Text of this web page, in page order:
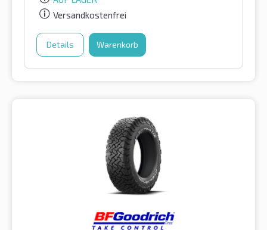
Versandkostenfrei
Details Warenkorb